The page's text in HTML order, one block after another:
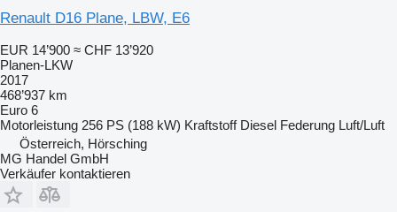
Renault D16 Plane, LBW, E6
EUR 14’900 ≈ CHF 13’920
Planen-LKW
2017
468’937 km
Euro 6
Motorleistung 256 PS (188 kW) Kraftstoff Diesel Federung Luft/Luft
Österreich, Hörsching
MG Handel GmbH
Verkäufer kontaktieren